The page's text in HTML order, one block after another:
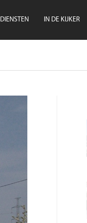
DIENSTEN IN DE KIJKER